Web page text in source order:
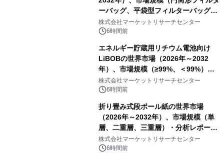
ーバッグ、平袋型フィルターバッグ、
プリーツフィルターバッグ、その
他）・分析レポートを発表
株式会社マーケットリサーチセンター
6時間前
エネルギー貯蔵用リチウム電池向け
LiBOBの世界市場（2026年～2032
年）、市場規模（≥99%、＜99%）・
分析レポートを発表
株式会社マーケットリサーチセンター
6時間前
折り畳み式段ボール紙の世界市場
（2026年～2032年）、市場規模（単
層、二重層、三重層）・分析レポート
を発表
株式会社マーケットリサーチセンター
6時間前